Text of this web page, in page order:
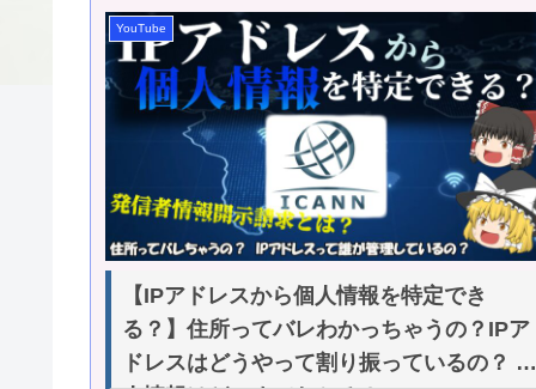
YouTube
【IPアドレスから個人情報を特定でき
る？】住所ってバレわかっちゃうの？IPア
ドレスはどうやって割り振っているの？ 個